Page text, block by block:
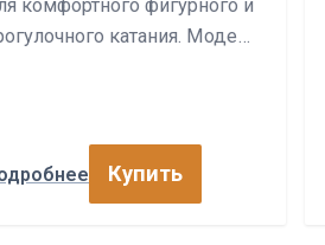
комфортного фигурного и
катания. Моде…
Купить